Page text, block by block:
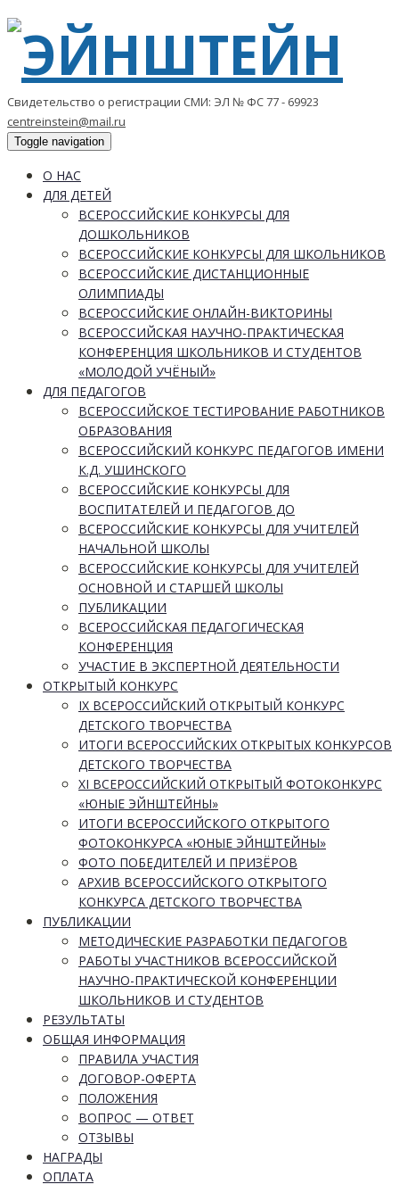
Свидетельство о регистрации СМИ: ЭЛ № ФС 77 - 69923
centreinstein@mail.ru
Toggle navigation
О НАС
ДЛЯ ДЕТЕЙ
ВСЕРОССИЙСКИЕ КОНКУРСЫ ДЛЯ
ДОШКОЛЬНИКОВ
ВСЕРОССИЙСКИЕ КОНКУРСЫ ДЛЯ ШКОЛЬНИКОВ
ВСЕРОССИЙСКИЕ ДИСТАНЦИОННЫЕ
ОЛИМПИАДЫ
ВСЕРОССИЙСКИЕ ОНЛАЙН-ВИКТОРИНЫ
ВСЕРОССИЙСКАЯ НАУЧНО-ПРАКТИЧЕСКАЯ
КОНФЕРЕНЦИЯ ШКОЛЬНИКОВ И СТУДЕНТОВ
«МОЛОДОЙ УЧЁНЫЙ»
ДЛЯ ПЕДАГОГОВ
ВСЕРОССИЙСКОЕ ТЕСТИРОВАНИЕ РАБОТНИКОВ
ОБРАЗОВАНИЯ
ВСЕРОССИЙСКИЙ КОНКУРС ПЕДАГОГОВ ИМЕНИ
К.Д. УШИНСКОГО
ВСЕРОССИЙСКИЕ КОНКУРСЫ ДЛЯ
ВОСПИТАТЕЛЕЙ И ПЕДАГОГОВ ДО
ВСЕРОССИЙСКИЕ КОНКУРСЫ ДЛЯ УЧИТЕЛЕЙ
НАЧАЛЬНОЙ ШКОЛЫ
ВСЕРОССИЙСКИЕ КОНКУРСЫ ДЛЯ УЧИТЕЛЕЙ
ОСНОВНОЙ И СТАРШЕЙ ШКОЛЫ
ПУБЛИКАЦИИ
ВСЕРОССИЙСКАЯ ПЕДАГОГИЧЕСКАЯ
КОНФЕРЕНЦИЯ
УЧАСТИЕ В ЭКСПЕРТНОЙ ДЕЯТЕЛЬНОСТИ
ОТКРЫТЫЙ КОНКУРС
IX ВСЕРОССИЙСКИЙ ОТКРЫТЫЙ КОНКУРС
ДЕТСКОГО ТВОРЧЕСТВА
ИТОГИ ВСЕРОССИЙСКИХ ОТКРЫТЫХ КОНКУРСОВ
ДЕТСКОГО ТВОРЧЕСТВА
XI ВСЕРОССИЙСКИЙ ОТКРЫТЫЙ ФОТОКОНКУРС
«ЮНЫЕ ЭЙНШТЕЙНЫ»
ИТОГИ ВСЕРОССИЙСКОГО ОТКРЫТОГО
ФОТОКОНКУРСА «ЮНЫЕ ЭЙНШТЕЙНЫ»
ФОТО ПОБЕДИТЕЛЕЙ И ПРИЗЁРОВ
АРХИВ ВСЕРОССИЙСКОГО ОТКРЫТОГО
КОНКУРСА ДЕТСКОГО ТВОРЧЕСТВА
ПУБЛИКАЦИИ
МЕТОДИЧЕСКИЕ РАЗРАБОТКИ ПЕДАГОГОВ
РАБОТЫ УЧАСТНИКОВ ВСЕРОССИЙСКОЙ
НАУЧНО-ПРАКТИЧЕСКОЙ КОНФЕРЕНЦИИ
ШКОЛЬНИКОВ И СТУДЕНТОВ
РЕЗУЛЬТАТЫ
ОБЩАЯ ИНФОРМАЦИЯ
ПРАВИЛА УЧАСТИЯ
ДОГОВОР-ОФЕРТА
ПОЛОЖЕНИЯ
ВОПРОС — ОТВЕТ
ОТЗЫВЫ
НАГРАДЫ
ОПЛАТА